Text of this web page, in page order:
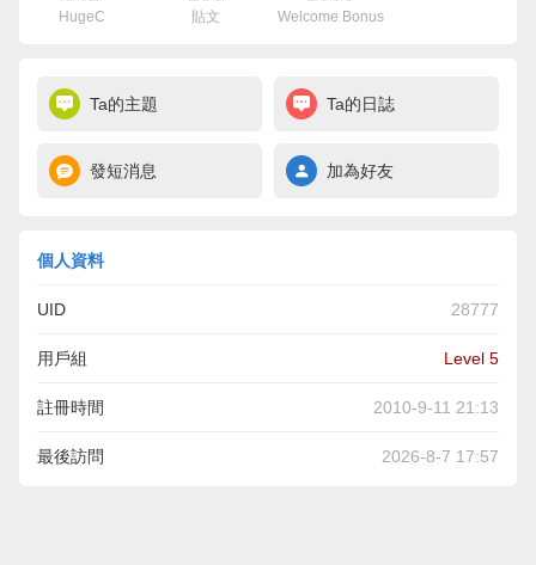
HugeC 貼文 Welcome Bonus
Ta的主題 Ta的日誌
發短消息 加為好友
個人資料
UID 28777
用戶組 Level 5
註冊時間 2010-9-11 21:13
最後訪問 2026-8-7 17:57